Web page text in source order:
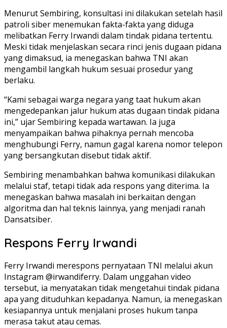
Menurut Sembiring, konsultasi ini dilakukan setelah hasil
patroli siber menemukan fakta-fakta yang diduga
melibatkan Ferry Irwandi dalam tindak pidana tertentu.
Meski tidak menjelaskan secara rinci jenis dugaan pidana
yang dimaksud, ia menegaskan bahwa TNI akan
mengambil langkah hukum sesuai prosedur yang
berlaku.
“Kami sebagai warga negara yang taat hukum akan
mengedepankan jalur hukum atas dugaan tindak pidana
ini,” ujar Sembiring kepada wartawan. Ia juga
menyampaikan bahwa pihaknya pernah mencoba
menghubungi Ferry, namun gagal karena nomor telepon
yang bersangkutan disebut tidak aktif.
Sembiring menambahkan bahwa komunikasi dilakukan
melalui staf, tetapi tidak ada respons yang diterima. Ia
menegaskan bahwa masalah ini berkaitan dengan
algoritma dan hal teknis lainnya, yang menjadi ranah
Dansatsiber.
Respons Ferry Irwandi
Ferry Irwandi merespons pernyataan TNI melalui akun
Instagram @irwandiferry. Dalam unggahan video
tersebut, ia menyatakan tidak mengetahui tindak pidana
apa yang dituduhkan kepadanya. Namun, ia menegaskan
kesiapannya untuk menjalani proses hukum tanpa
merasa takut atau cemas.